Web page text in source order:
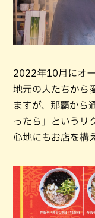
2022年10月にオ
地元の人たちから
ますが、那覇から
ったら」というリ
心地にもお店を構